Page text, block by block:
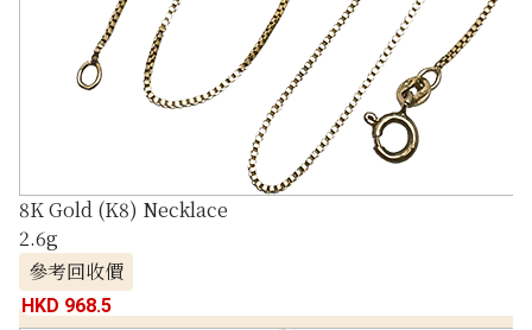
8K Gold (K8) Necklace
2.6g
參考回收價
HKD 968.5